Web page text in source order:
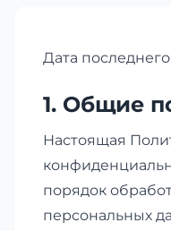
Дата
1. Общие
Настоящая
порядок
персональных